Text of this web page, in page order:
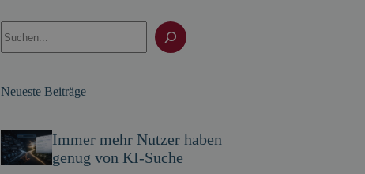
Neueste Beiträge
Immer mehr Nutzer haben
genug von KI-Suche